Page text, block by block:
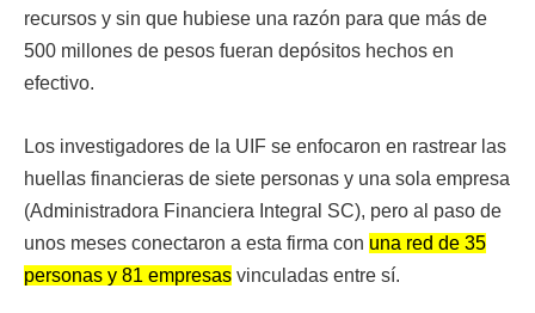
recursos y sin que hubiese una razón para que más de
500 millones de pesos fueran depósitos hechos en
efectivo.
Los investigadores de la UIF se enfocaron en rastrear las
huellas financieras de siete personas y una sola empresa
(Administradora Financiera Integral SC), pero al paso de
unos meses conectaron a esta firma con una red de 35
personas y 81 empresas vinculadas entre sí.